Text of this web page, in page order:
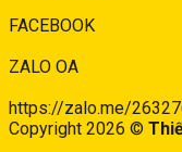
FACEBOOK
ZALO OA
https://zalo.me/
Copyright 2026 ©